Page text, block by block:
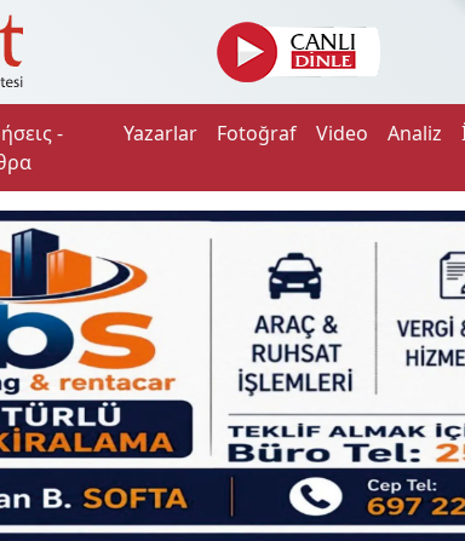
-
Yazarlar Fotoğraf Video Analiz